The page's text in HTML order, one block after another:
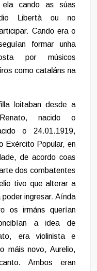
cando as súas
Libertà ou no
Cando era o
formar unha
por músicos
como cataláns na
loitaban desde a
nacido o
o 24.01.1919,
Exército Popular, en
de acordo coas
dos combatentes
tivo que alterar a
ingresar. Aínda
os irmáns querían
a idea de
era violinista e
máis novo, Aurelio,
Ambos eran